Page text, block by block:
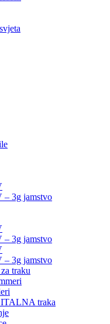
– 3g jamstvo
– 3g jamstvo
– 3g jamstvo
traku
traka